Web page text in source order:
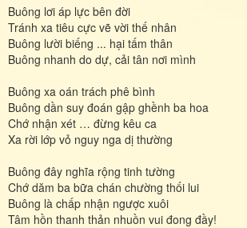
Buông lơi áp lực bên đời
Tránh xa tiêu cực vẽ vời thế nhân
Buông lười biếng ... hại tấm thân
Buông nhanh do dự, cải tân nơi mình
Buông xa oán trách phê bình
Buông dần suy đoán gập ghềnh ba hoa
Chớ nhận xét … đừng kêu ca
Xa rời lớp vỏ nguy nga dị thường
Buông đây nghĩa rộng tinh tường
Chớ dăm ba bữa chán chường thối lui
Buông là chấp nhận ngược xuôi
Tâm hồn thanh thản nhuồn vui đong đầy!